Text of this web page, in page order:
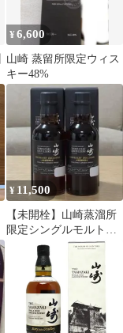
¥6,600
山崎 蒸留所限定ウィス
キー48%
¥ 11,500
【未開栓】山崎蒸溜所
限定シングルモルト
スパニッシュオーク
180ml 2本